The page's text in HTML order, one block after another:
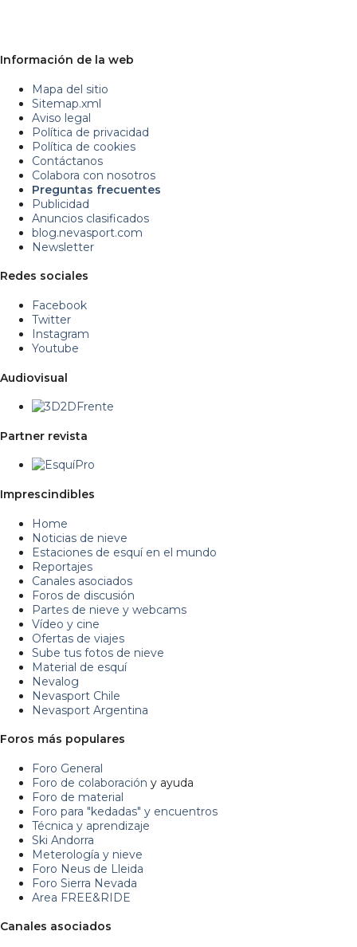
Información de la web
Mapa del sitio
Sitemap.xml
Aviso legal
Política de privacidad
Política de cookies
Contáctanos
Colabora con nosotros
Preguntas frecuentes
Publicidad
Anuncios clasificados
blog.nevasport.com
Newsletter
Redes sociales
Facebook
Twitter
Instagram
Youtube
Audiovisual
Partner revista
Imprescindibles
Home
Noticias de nieve
Estaciones de esquí en el mundo
Reportajes
Canales asociados
Foros de discusión
Partes de nieve y webcams
Vídeo y cine
Ofertas de viajes
Sube tus fotos de nieve
Material de esquí
Nevalog
Nevasport Chile
Nevasport Argentina
Foros más populares
Foro General
Foro de colaboración y ayuda
Foro de material
Foro para "kedadas" y encuentros
Técnica y aprendizaje
Ski Andorra
Meterología y nieve
Foro Neus de Lleida
Foro Sierra Nevada
Area FREE&RIDE
Canales asociados